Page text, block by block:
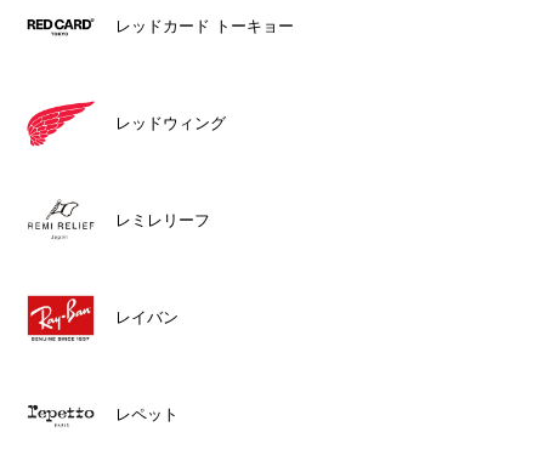
レッドカード トーキョー
レッドウィング
レミレリーフ
レイバン
レペット